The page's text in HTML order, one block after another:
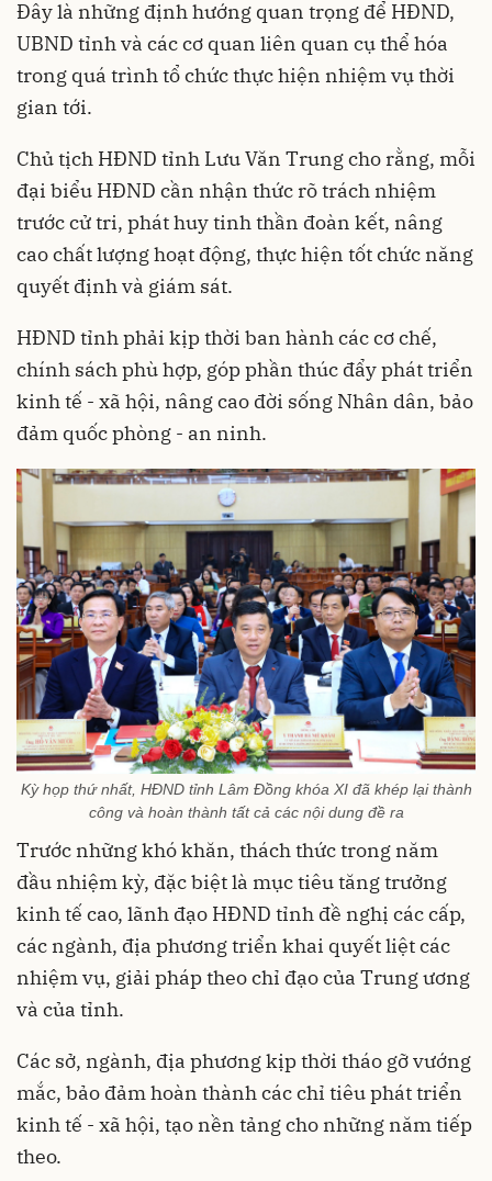
Đây là những định hướng quan trọng để HĐND,
UBND tỉnh và các cơ quan liên quan cụ thể hóa
trong quá trình tổ chức thực hiện nhiệm vụ thời
gian tới.
Chủ tịch HĐND tỉnh Lưu Văn Trung cho rằng, mỗi
đại biểu HĐND cần nhận thức rõ trách nhiệm
trước cử tri, phát huy tinh thần đoàn kết, nâng
cao chất lượng hoạt động, thực hiện tốt chức năng
quyết định và giám sát.
HĐND tỉnh phải kịp thời ban hành các cơ chế,
chính sách phù hợp, góp phần thúc đẩy phát triển
kinh tế - xã hội, nâng cao đời sống Nhân dân, bảo
đảm quốc phòng - an ninh.
Kỳ họp thứ nhất, HĐND tỉnh Lâm Đồng khóa XI đã khép lại thành
công và hoàn thành tất cả các nội dung đề ra
Trước những khó khăn, thách thức trong năm
đầu nhiệm kỳ, đặc biệt là mục tiêu tăng trưởng
kinh tế cao, lãnh đạo HĐND tỉnh đề nghị các cấp,
các ngành, địa phương triển khai quyết liệt các
nhiệm vụ, giải pháp theo chỉ đạo của Trung ương
và của tỉnh.
Các sở, ngành, địa phương kịp thời tháo gỡ vướng
mắc, bảo đảm hoàn thành các chỉ tiêu phát triển
kinh tế - xã hội, tạo nền tảng cho những năm tiếp
theo.